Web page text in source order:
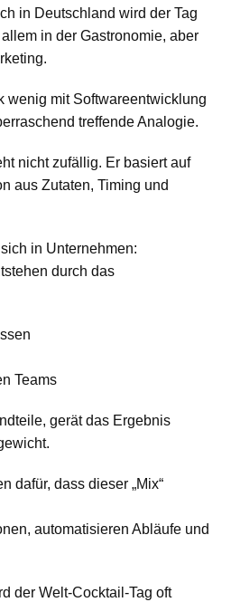
in Deutschland wird der Tag
in der Gastronomie, aber
wenig mit Softwareentwicklung
treffende Analogie.
nicht zufällig. Er basiert auf
aus Zutaten, Timing und
in Unternehmen:
durch das
Teams
gerät das Ergebnis
dafür, dass dieser „Mix“
automatisieren Abläufe und
der Welt-Cocktail-Tag oft